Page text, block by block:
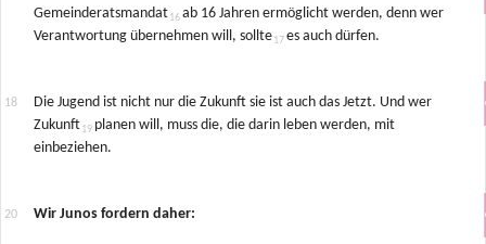
Gemeinderatsmandat
ab 16 Jahren ermöglicht werden, denn wer
Verantwortung übernehmen will, sollte
es auch dürfen.
Die Jugend ist nicht nur die Zukunft sie ist auch das Jetzt. Und wer
Zukunft
planen will, muss die, die darin leben werden, mit
einbeziehen.
Wir Junos fordern daher: